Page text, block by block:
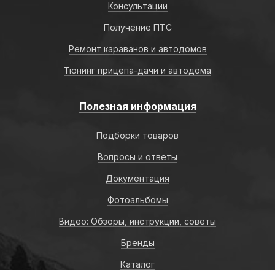
Консультации
Получение ПТС
Ремонт караванов и автодомов
Тюнинг прицепа-дачи и автодома
Полезная информация
Подборки товаров
Вопросы и ответы
Документация
Фотоальбомы
Видео: Обзоры, инструкции, советы
Бренды
Каталог